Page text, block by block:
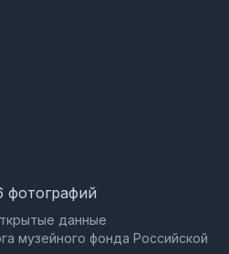
фотографий
данные
музейного фонда Российской